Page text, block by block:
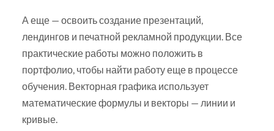
А еще — освоить создание презентаций,
лендингов и печатной рекламной продукции. Все
практические работы можно положить в
портфолио, чтобы найти работу еще в процессе
обучения. Векторная графика использует
математические формулы и векторы — линии и
кривые.